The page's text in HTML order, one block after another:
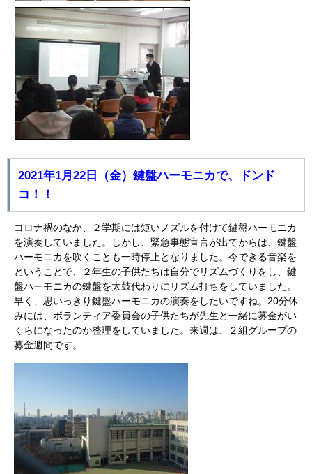
2021年1月22日（金）鍵盤ハーモニカで、ドンド
コ！！
コロナ禍のなか、２学期には短いノズルを付けて鍵盤ハーモニカ
を演奏していました。しかし、緊急事態宣言が出てからは、鍵盤
ハーモニカを吹くことも一時停止となりました。今できる音楽を
ということで、２年生の子供たちは自分でリズムづくりをし、鍵
盤ハーモニカの鍵盤を太鼓代わりにリズム打ちをしていました。
早く、思いっきり鍵盤ハーモニカの演奏をしたいですね。20分休
みには、ボランティア委員会の子供たちが先生と一緒に募金がい
くらになったのか整理をしていました。来週は、２組グループの
募金週間です。